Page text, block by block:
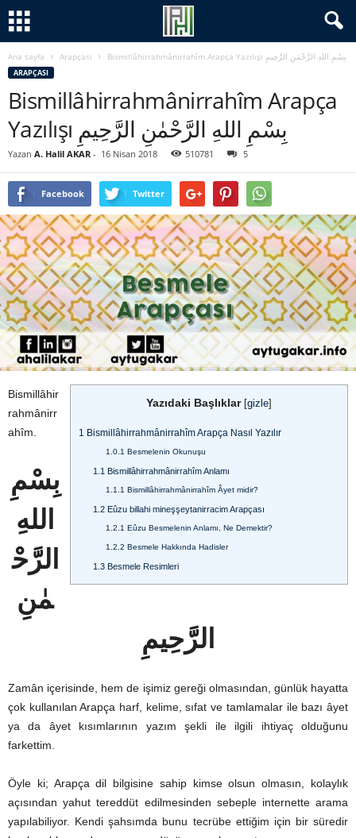
Ana sayfa Arapçası Bismillâhirrahmânirrahîm Arapça Yazılışı بِسْمِ اللهِ الرَّحْمٰنِ الرَّحِيمِ
ARAPÇASI
Bismillâhirrahmânirrahîm Arapça
Yazılışı بِسْمِ اللهِ الرَّحْمٰنِ الرَّحِيمِ
Yazan A. Halil AKAR - 16 Nisan 2018 510781 5
Facebook Twitter
Yazıdaki Başlıklar [gizle]
1 Bismillâhirrahmânirrahîm Arapça Nasıl Yazılır
1.0.1 Besmelenin Okunuşu
1.1 Bismillâhirrahmânirrahîm Anlamı
1.1.1 Bismillâhirrahmânirrahîm Âyet midir?
1.2Eûzu billahi mineşşeytanirracim Arapçası
1.2.1 Eûzu Besmelenin Anlamı, Ne Demektir?
1.2.2 Besmele Hakkında Hadisler
1.3Besmele Resimleri
Bismillâhir
rahmânirr
ahîm.
بِسْمِ
اللهِ
الرَّحْ
مٰنِ
الرَّحِيمِ
Zamân içerisinde, hem de işimiz gereği olmasından, günlük hayatta
çok kullanılan Arapça harf, kelime, sıfat ve tamlamalar ile bazı âyet
ya da âyet kısımlarının yazım şekli ile ilgili ihtiyaç olduğunu
farkettim.
Öyle ki; Arapça dil bilgisine sahip kimse olsun olmasın, kolaylık
açısından yahut tereddüt edilmesinden sebeple internette arama
yapılabiliyor. Kendi şahsımda bunu tecrübe ettiğim için bir süredir